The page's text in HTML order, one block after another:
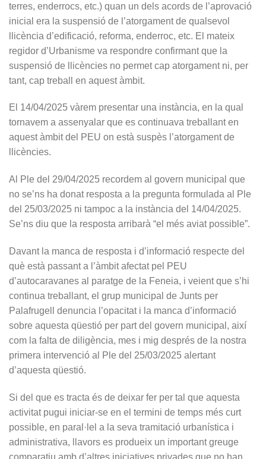
terres, enderrocs, etc.) quan un dels acords de l’aprovació
inicial era la suspensió de l’atorgament de qualsevol
llicència d’edificació, reforma, enderroc, etc. El mateix
regidor d’Urbanisme va respondre confirmant que la
suspensió de llicències no permet cap atorgament ni, per
tant, cap treball en aquest àmbit.
El 14/04/2025 vàrem presentar una instància, en la qual
tornavem a assenyalar que es continuava treballant en
aquest àmbit del PEU on està suspès l’atorgament de
llicències.
Al Ple del 29/04/2025 recordem al govern municipal que
no se’ns ha donat resposta a la pregunta formulada al Ple
del 25/03/2025 ni tampoc a la instància del 14/04/2025.
Se’ns diu que la resposta arribarà “el més aviat possible”.
Davant la manca de resposta i d’informació respecte del
què està passant a l’àmbit afectat pel PEU
d’autocaravanes al paratge de la Feneia, i veient que s’hi
continua treballant, el grup municipal de Junts per
Palafrugell denuncia l’opacitat i la manca d’informació
sobre aquesta qüestió per part del govern municipal, així
com la falta de diligència, mes i mig després de la nostra
primera intervenció al Ple del 25/03/2025 alertant
d’aquesta qüestió.
Si del que es tracta és de deixar fer per tal que aquesta
activitat pugui iniciar-se en el termini de temps més curt
possible, en paral·lel a la seva tramitació urbanística i
administrativa, llavors es produeix un important greuge
comparatiu amb d’altres iniciatives privades que no han